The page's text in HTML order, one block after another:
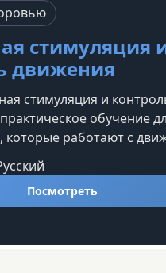
стимуляция
движения
стимуляция и
обучение
которые работают с
ЛФК и физической
обучать клиентов и
контролю тела,
посвящена
Посмотреть